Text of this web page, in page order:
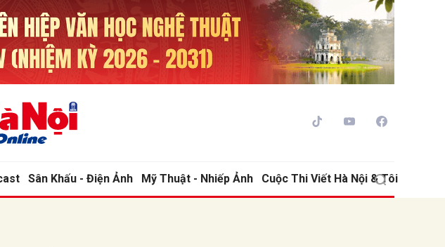
Sân Khấu - Điện Ảnh Mỹ Thuật - Nhiếp Ảnh Cuộc Thi Viết Hà Nội & Tôi